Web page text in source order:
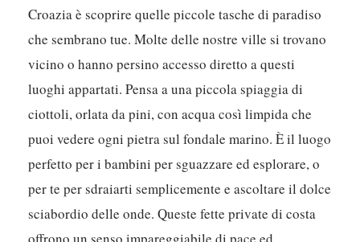
Croazia è scoprire quelle piccole tasche di paradiso
che sembrano tue. Molte delle nostre ville si trovano
vicino o hanno persino accesso diretto a questi
luoghi appartati. Pensa a una piccola spiaggia di
ciottoli, orlata da pini, con acqua così limpida che
puoi vedere ogni pietra sul fondale marino. È il luogo
perfetto per i bambini per sguazzare ed esplorare, o
per te per sdraiarti semplicemente e ascoltare il dolce
sciabordio delle onde.Queste fette private di costa